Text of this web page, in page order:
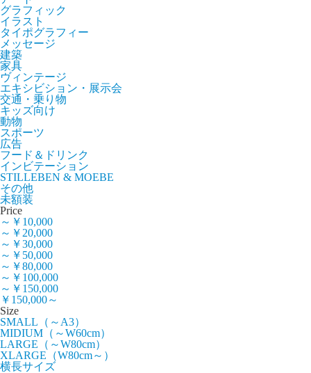
グラフィック
イラスト
タイポグラフィー
メッセージ
建築
家具
ヴィンテージ
エキシビション・展示会
交通・乗り物
キッズ向け
動物
スポーツ
広告
フード＆ドリンク
インビテーション
STILLEBEN & MOEBE
その他
未額装
Price
～￥10,000
～￥20,000
～￥30,000
～￥50,000
～￥80,000
～￥100,000
～￥150,000
￥150,000～
Size
SMALL（～A3）
MIDIUM（～W60cm）
LARGE（～W80cm）
XLARGE（W80cm～）
横長サイズ